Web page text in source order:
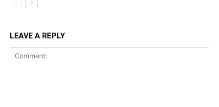
LEAVE A REPLY